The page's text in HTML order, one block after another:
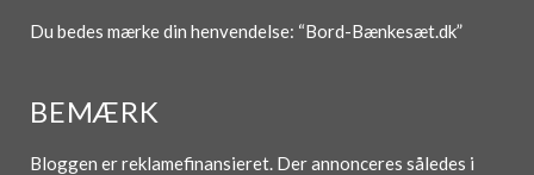
Du bedes mærke din henvendelse: “Bord-Bænkesæt.dk”
BEMÆRK
Bloggen er reklamefinansieret. Der annonceres således i